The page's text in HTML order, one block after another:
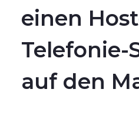
einen
Telefonie-
auf den